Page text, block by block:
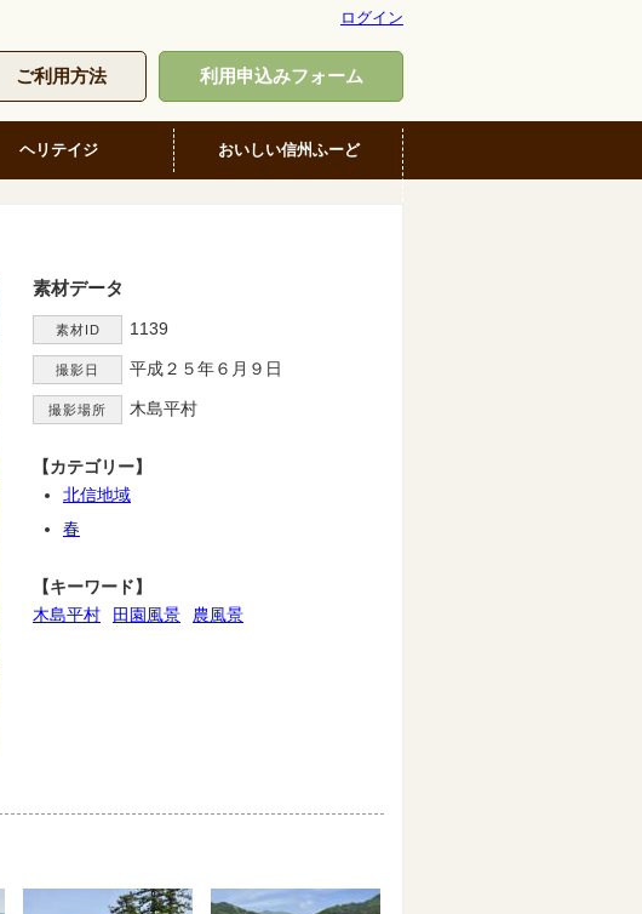
ログイン
ご利用方法 利用申込みフォーム
ヘリテイジ おいしい信州ふーど
素材データ
素材ID 1139
撮影日 平成２５年６月９日
撮影場所 木島平村
【カテゴリー】
北信地域
春
【キーワード】
木島平村
田園風景 農風景